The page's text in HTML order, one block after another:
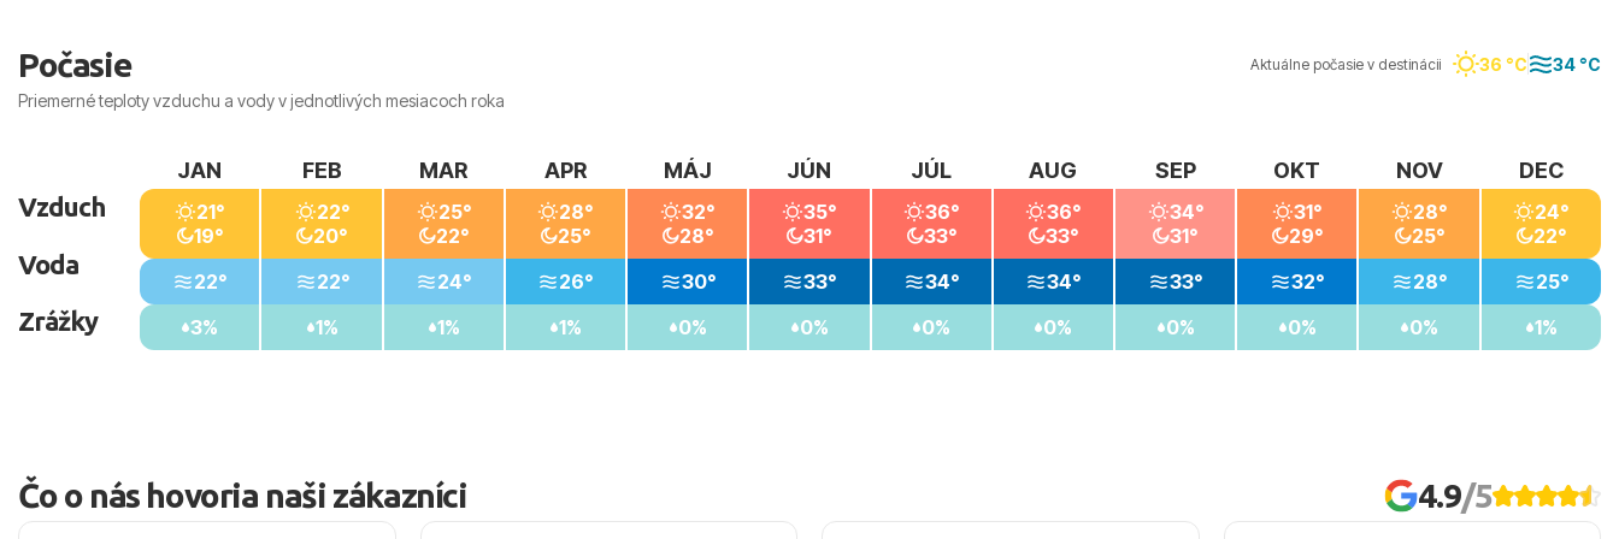
Počasie
Priemerné teploty vzduchu a vody v jednotlivých mesiacoch roka
Aktuálne počasie v destinácii 36 °C 34 °C
Vzduch
Voda
Zrážky
JAN
21°
19°
22°
3%
FEB
22°
20°
22°
1%
MAR
25°
22°
24°
1%
APR
28°
25°
26°
1%
MÁJ
32°
28°
30°
0%
JÚN
35°
31°
33°
0%
JÚL
36°
33°
34°
0%
AUG
36°
33°
34°
0%
SEP
34°
31°
33°
0%
OKT
31°
29°
32°
0%
NOV
28°
25°
28°
0%
DEC
24°
22°
25°
1%
Čo o nás hovoria naši zákazníci 4.9/5